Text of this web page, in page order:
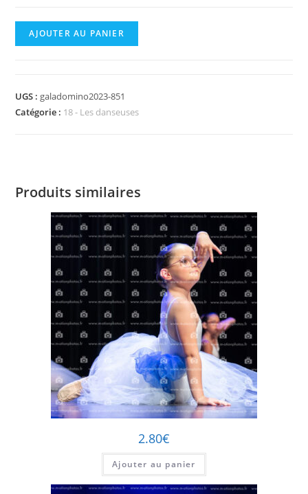
quantité
de
AJOUTER AU PANIER
UGS : galadomino2023-851
Catégorie : 18 - Les danseuses
Produits similaires
2.80€
Ajouter au panier